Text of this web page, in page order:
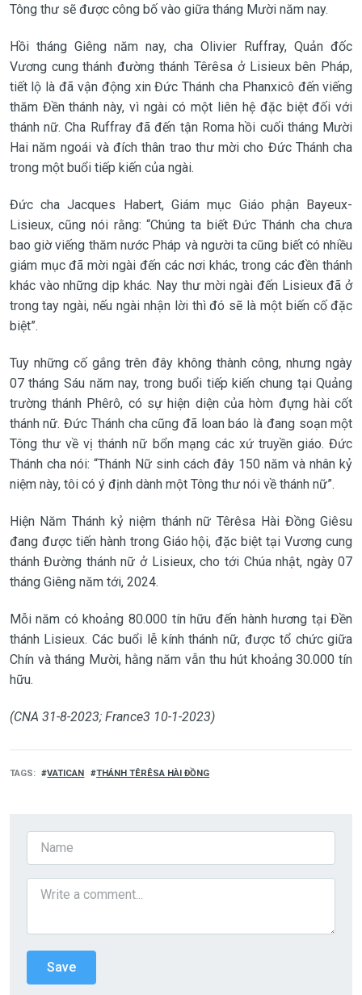
Tông thư sẽ được công bố vào giữa tháng Mười năm nay.
Hồi tháng Giêng năm nay, cha Olivier Ruffray, Quản đốc
Vương cung thánh đường thánh Têrêsa ở Lisieux bên Pháp,
tiết lộ là đã vận động xin Đức Thánh cha Phanxicô đến viếng
thăm Đền thánh này, vì ngài có một liên hệ đặc biệt đối với
thánh nữ. Cha Ruffray đã đến tận Roma hồi cuối tháng Mười
Hai năm ngoái và đích thân trao thư mời cho Đức Thánh cha
trong một buổi tiếp kiến của ngài.
Đức cha Jacques Habert, Giám mục Giáo phận Bayeux-
Lisieux, cũng nói rằng: “Chúng ta biết Đức Thánh cha chưa
bao giờ viếng thăm nước Pháp và người ta cũng biết có nhiều
giám mục đã mời ngài đến các nơi khác, trong các đền thánh
khác vào những dịp khác. Nay thư mời ngài đến Lisieux đã ở
trong tay ngài, nếu ngài nhận lời thì đó sẽ là một biến cố đặc
biệt”.
Tuy những cố gắng trên đây không thành công, nhưng ngày
07 tháng Sáu năm nay, trong buổi tiếp kiến chung tại Quảng
trường thánh Phêrô, có sự hiện diện của hòm đựng hài cốt
thánh nữ. Đức Thánh cha cũng đã loan báo là đang soạn một
Tông thư về vị thánh nữ bổn mạng các xứ truyền giáo. Đức
Thánh cha nói: “Thánh Nữ sinh cách đây 150 năm và nhân kỷ
niệm này, tôi có ý định dành một Tông thư nói về thánh nữ”.
Hiện Năm Thánh kỷ niệm thánh nữ Têrêsa Hài Đồng Giêsu
đang được tiến hành trong Giáo hội, đặc biệt tại Vương cung
thánh Đường thánh nữ ở Lisieux, cho tới Chúa nhật, ngày 07
tháng Giêng năm tới, 2024.
Mỗi năm có khoảng 80.000 tín hữu đến hành hương tại Đền
thánh Lisieux. Các buổi lễ kính thánh nữ, được tổ chức giữa
Chín và tháng Mười, hằng năm vẫn thu hút khoảng 30.000 tín
hữu.
(CNA 31-8-2023; France3 10-1-2023)
TAGS VATICAN THÁNH TÊRÊSA HÀI ĐỒNG